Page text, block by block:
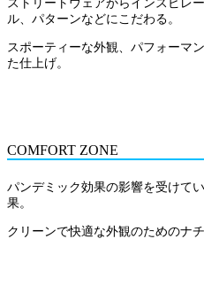
ストリートウェアからインスピレ
ル、パターンなどにこだわる。
スポーティーな外観、パフォーマ
た仕上げ。
COMFORT ZONE
パンデミック効果の影響を受けて
果。
クリーンで快適な外観のためのナ